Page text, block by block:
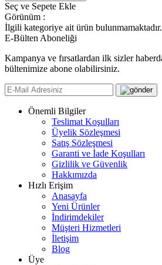
Seç ve Sepete Ekle
Görünüm :
İlgili kategoriye ait ürün bulunmamaktadır.
E-Bülten Aboneliği
Kampanya ve fırsatlardan ilk sizler
bültenimize abone olabilirsiniz.
Önemli Bilgiler
Teslimat Koşulları
Üyelik Sözleşmesi
Satış Sözleşmesi
Garanti ve İade Koşulları
Gizlilik ve Güvenlik
Hakkımızda
Hızlı Erişim
Anasayfa
Yeni Ürünler
İndirimdekiler
Müşteri Hizmetleri
İletişim
Blog
Üye